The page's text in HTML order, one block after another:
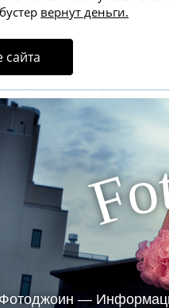
вернут деньги.
Fo
Фотоджоин —